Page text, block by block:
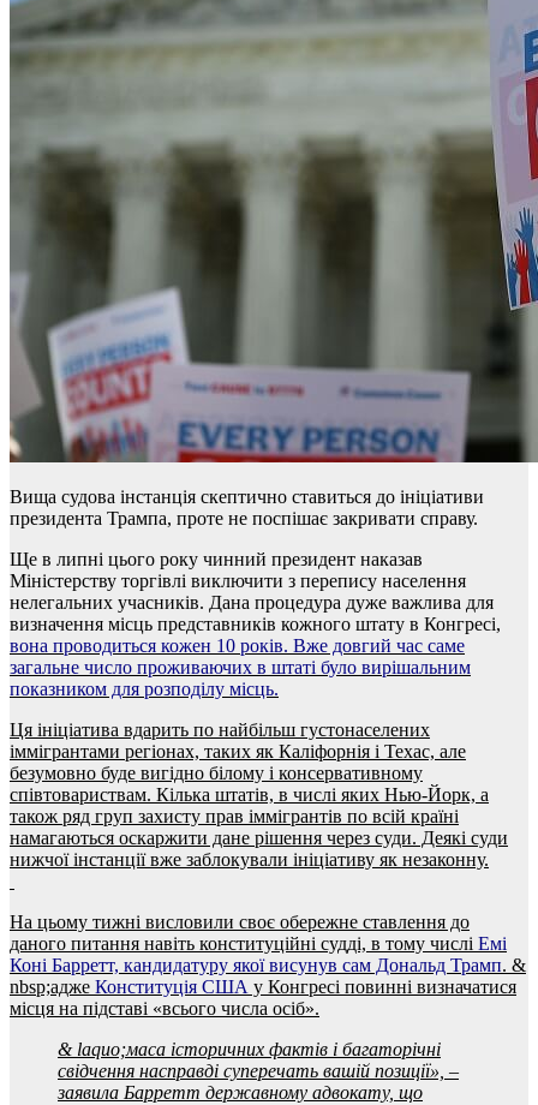
Вища судова інстанція скептично ставиться до ініціативи
президента Трампа, проте не поспішає закривати справу.
Ще в липні цього року чинний президент наказав
Міністерству торгівлі виключити з перепису населення
нелегальних учасників. Дана процедура дуже важлива для
визначення місць представників кожного штату в Конгресі,
вона проводиться кожен 10 років. Вже довгий час саме
загальне число проживаючих в штаті було вирішальним
показником для розподілу місць.
Ця ініціатива вдарить по найбільш густонаселених
іммігрантами регіонах, таких як Каліфорнія і Техас, але
безумовно буде вигідно білому і консервативному
співтовариствам. Кілька штатів, в числі яких Нью-Йорк, а
також ряд груп захисту прав іммігрантів по всій країні
намагаються оскаржити дане рішення через суди. Деякі суди
нижчої інстанції вже заблокували ініціативу як незаконну.
На цьому тижні висловили своє обережне ставлення до
даного питання навіть конституційні судді, в тому числі Емі
Коні Барретт, кандидатуру якої висунув сам Дональд Трамп. &
nbsp;адже Конституція США у Конгресі повинні визначатися
місця на підставі «всього числа осіб».
& laquo;маса історичних фактів і багаторічні
свідчення насправді суперечать вашій позиції», –
заявила Барретт державному адвокату, що